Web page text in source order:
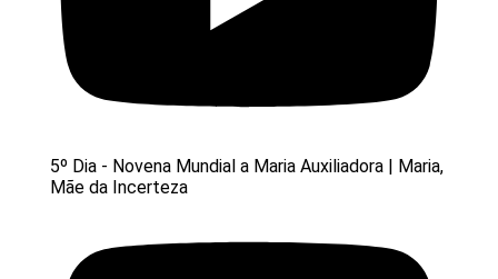
5º Dia - Novena Mundial a Maria Auxiliadora | Maria,
Mãe da Incerteza